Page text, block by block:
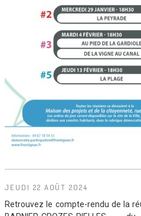
JEUDI 22 AOÛT 2024
Retrouvez le compte-rendu de la